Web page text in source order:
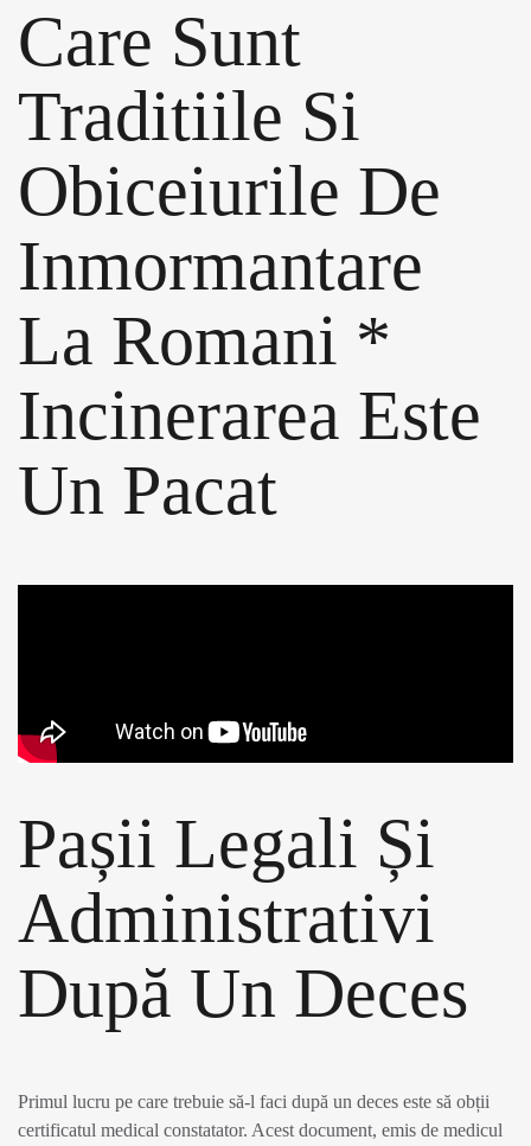
Care Sunt
Traditiile Si
Obiceiurile De
Inmormantare
La Romani *
Incinerarea Este
Un Pacat
Pașii Legali Și
Administrativi
După Un Deces
Primul lucru pe care trebuie să-l faci după un deces este să obții
certificatul medical constatator. Acest document, emis de medicul